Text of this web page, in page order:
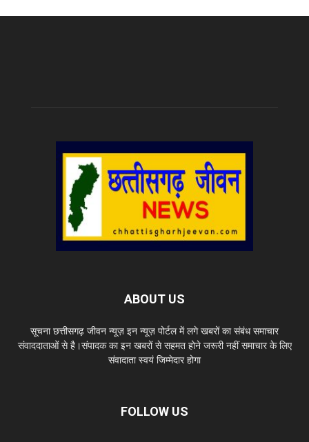
ABOUT US
सूचना छत्तीसगढ़ जीवन न्यूज़ इन न्यूज़ पोर्टल में लगे खबरों का संबंध समाचार
संवाददाताओं से है।संपादक का इन खबरों से सहमत होने जरूरी नहीं समाचार के लिए
संवादाता स्वयं जिम्मेदार होगा
FOLLOW US